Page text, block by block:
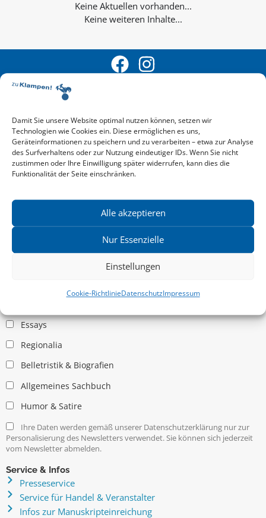
Damit Sie unsere Website optimal nutzen können, setzen wir
Technologien wie Cookies ein. Diese ermöglichen es uns,
Geräteinformationen zu speichern und zu verarbeiten – etwa zur Analyse
des Surfverhaltens oder zur Nutzung eindeutiger IDs. Wenn Sie nicht
zustimmen oder Ihre Einwilligung später widerrufen, kann dies die
Funktionalität der Seite einschränken.
Alle akzeptieren
Nur Essenzielle
Einstellungen
Cookie-RichtlinieDatenschutzImpressum
Keine weiteren Inhalte...
Aktuelle Vorschau
Entdecken Sie das aktuelle zu-Klampen!-Verlagsprogramm.
Hier finden Sie die Verlagsvorschau – einfach direkt online
reinlesen oder herunterladen.
Newsletter
News zu aktuellen Neuheiten und Nachrichten im zu Klampen!
Verlag – jederzeit wieder abbestellbar.
Essays
Regionalia
Belletristik & Biografien
Allgemeines Sachbuch
Humor & Satire
Ihre Daten werden gemäß unserer Datenschutzerklärung nur zur
Personalisierung des Newsletters verwendet. Sie können sich jederzeit
vom Newsletter abmelden.
Service & Infos
Presseservice
Service für Handel & Veranstalter
Infos zur Manuskripteinreichung